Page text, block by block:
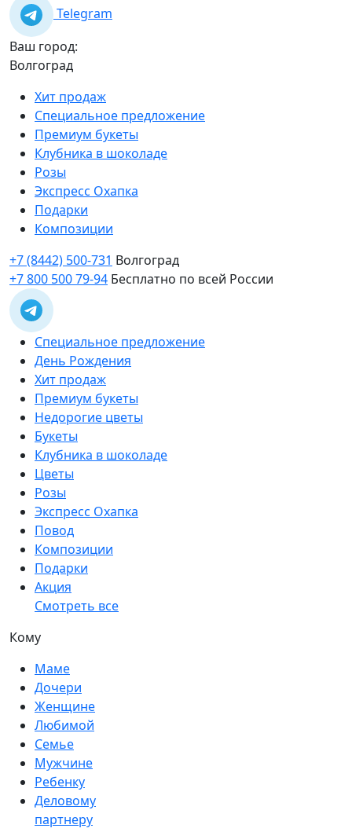
Telegram
Ваш город:
Волгоград
Хит продаж
Специальное предложение
Премиум букеты
Клубника в шоколаде
Розы
Экспресс Охапка
Подарки
Композиции
+7 (8442) 500-731 Волгоград
+7 800 500 79-94 Бесплатно по всей России
Специальное предложение
День Рождения
Хит продаж
Премиум букеты
Недорогие цветы
Букеты
Клубника в шоколаде
Цветы
Розы
Экспресс Охапка
Повод
Композиции
Подарки
Акция
Смотреть все
Кому
Маме
Дочери
Женщине
Любимой
Семье
Мужчине
Ребенку
Деловому
партнеру